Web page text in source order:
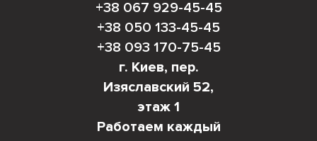
+38 067 929-45-45
+38 050 133-45-45
+38 093 170-75-45
г. Киев, пер.
Изяславский 52,
этаж 1
Работаем каждый